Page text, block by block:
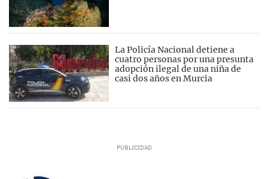
La Policía Nacional detiene a
cuatro personas por una presunta
adopción ilegal de una niña de
casi dos años en Murcia